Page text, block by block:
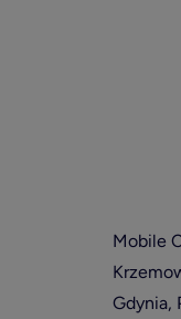
Mobile
Gdynia,